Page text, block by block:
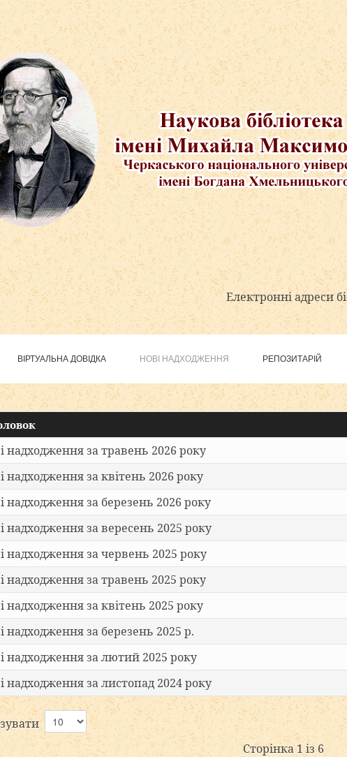
Електронні адреси бібліотеки:
ВІРТУАЛЬНА ДОВІДКА НОВІ НАДХОДЖЕННЯ РЕПОЗИТАРІЙ
шаблоны
надходження за травень 2026 року
надходження за квітень 2026 року
надходження за березень 2026 року
надходження за вересень 2025 року
надходження за червень 2025 року
надходження за травень 2025 року
надходження за квітень 2025 року
надходження за березень 2025 р.
надходження за лютий 2025 року
надходження за листопад 2024 року
Сторінка 1 із 6